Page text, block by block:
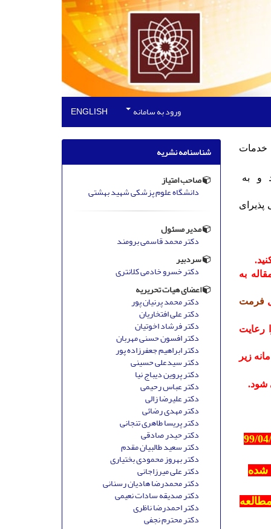
ورود به سامانه ENGLISH
خدمات
و به
به
فرمت
رعایت
زیر
شود.
99/
شده
شناسنامه نشریه
صاحب امتیاز
دانشگاه علوم پزشکی شهید بهشتی
مدیر مسئول
دکتر محمد قاسمی برومند
سردبیر
دکتر خسرو خادمی کلانتری
اعضای هیات تحریریه
دکتر محمد پرنیان پور
دکتر علی افتخاریان
دکتر فرشاد اخوتیان
دکتر افسون حسنی مهربان
دکتر ابراهیم جعفرزاده پور
دکتر سیدعلی حسینی
دکتر پروین دیباج نیا
دکتر عباس رحیمی
دکتر علیرضا زالی
دکتر مهدی رضائی
دکتر پریسا طاهری تنجانی
دکتر حیدر صادقی
دکتر سعید طالبیان مقدم
دکتر بهروز محمودی بختیاری
دکتر علی میرزاجانی
دکتر محمدرضا هادیان رسنانی
دکتر صدیقه سادات نعیمی
دکتر احمدرضا ناظری
دکتر محترم نجفی